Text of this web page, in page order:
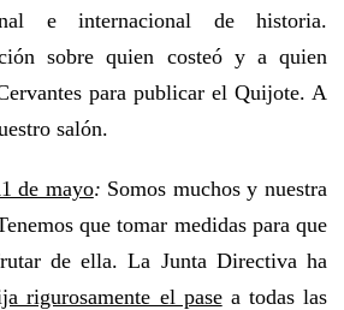
e internacional de historia.
sobre quien costeó y a quien
para publicar el Quijote. A
salón.
de mayo: Somos muchos y nuestra
que tomar medidas para que
de ella. La Junta Directiva ha
rigurosamente el pasea todas las